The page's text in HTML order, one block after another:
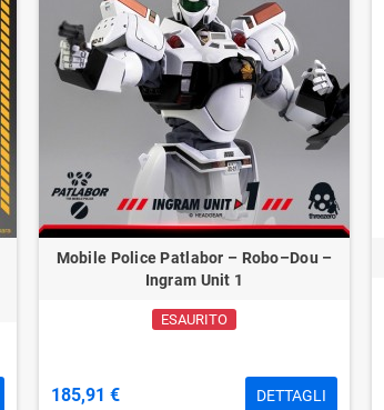
Mobile Police Patlabor – Robo–Dou –
Ingram Unit 1
ESAURITO
185,91 € DETTAGLI